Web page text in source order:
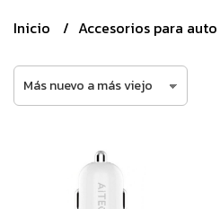
Inicio Accesorios para auto